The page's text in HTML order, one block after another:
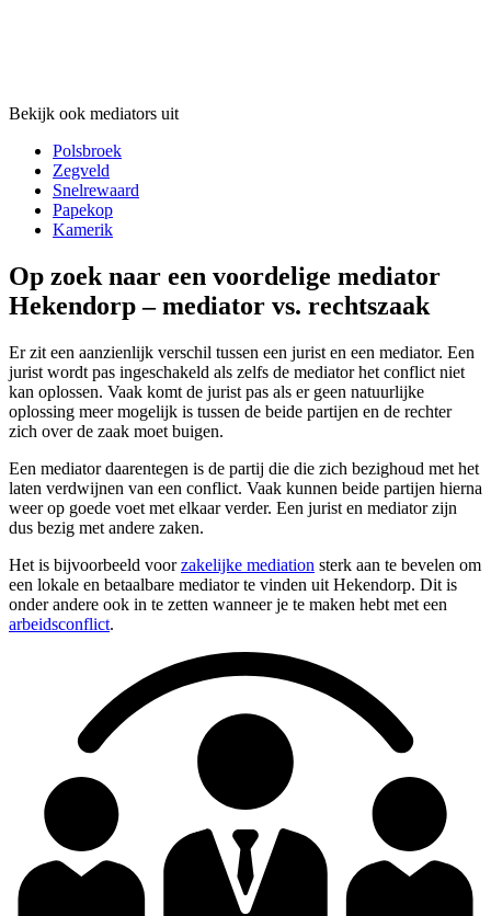
Bekijk ook mediators uit
Polsbroek
Zegveld
Snelrewaard
Papekop
Kamerik
Op zoek naar een voordelige mediator
Hekendorp – mediator vs. rechtszaak
Er zit een aanzienlijk verschil tussen een jurist en een mediator. Een
jurist wordt pas ingeschakeld als zelfs de mediator het conflict niet
kan oplossen. Vaak komt de jurist pas als er geen natuurlijke
oplossing meer mogelijk is tussen de beide partijen en de rechter
zich over de zaak moet buigen.
Een mediator daarentegen is de partij die die zich bezighoud met het
laten verdwijnen van een conflict. Vaak kunnen beide partijen hierna
weer op goede voet met elkaar verder. Een jurist en mediator zijn
dus bezig met andere zaken.
Het is bijvoorbeeld voorzakelijke mediation sterk aan te bevelen om
een lokale en betaalbare mediator te vinden uit Hekendorp. Dit is
onder andere ook in te zetten wanneer je te maken hebt met een
arbeidsconflict.